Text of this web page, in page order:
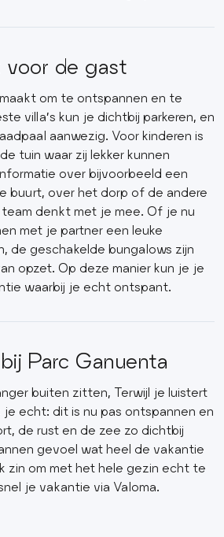
voor de gast
om te ontspannen en te
villa’s kun je dichtbij parkeren, en
aanwezig. Voor kinderen is
tuin waar zij lekker kunnen
over bijvoorbeeld een
buurt, over het dorp of de andere
denkt met je mee. Of je nu
met je partner een leuke
de geschakelde bungalows zijn
opzet. Op deze manier kun je je
waarbij je echt ontspant.
Parc Ganuenta
buiten zitten, Terwijl je luistert
echt: dit is nu pas ontspannen en
de rust en de zee zo dichtbij
gevoel wat heel de vakantie
zin om met het hele gezin echt te
je vakantie via Valoma.